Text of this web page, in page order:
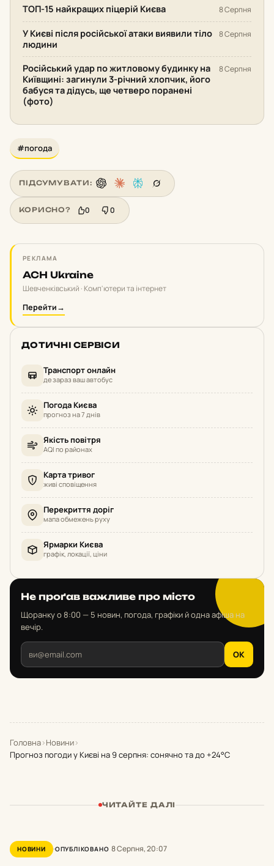
ТОП-15 найкращих піцерій Києва 8 Серпня
У Києві після російської атаки виявили тіло
людини
8 Серпня
Російський удар по житловому будинку на
Київщині: загинули 3-річний хлопчик, його
бабуся та дідусь, ще четверо поранені
(фото)
8 Серпня
#погода
ПІДСУМУВАТИ:
КОРИСНО? 0 0
РЕКЛАМА
ACH Ukraine
Шевченківський · Комп'ютери та інтернет
Перейти→
ДОТИЧНІ СЕРВІСИ
Транспорт онлайн
де зараз ваш автобус
Погода Києва
прогноз на 7 днів
Якість повітря
AQI по районах
Карта тривог
живі сповіщення
Перекриття доріг
мапа обмежень руху
Ярмарки Києва
графік, локації, ціни
Не проґав важливе про місто
Щоранку о 8:00 — 5 новин, погода, графіки й одна афіша на
вечір.
OK
Головна›Новини›
Прогноз погоди у Києві на 9 серпня: сонячно та до +24°С
ЧИТАЙТЕ ДАЛІ
НОВИНИ ОПУБЛІКОВАНО 8 Серпня, 20:07